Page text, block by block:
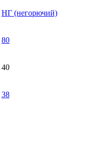
НГ (негорючий)
80
40
38